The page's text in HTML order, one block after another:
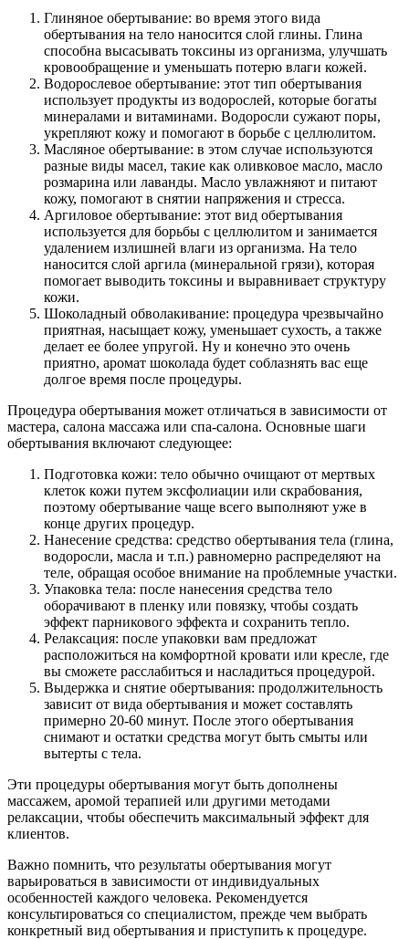
Глиняное обертывание: во время этого вида
обертывания на тело наносится слой глины. Глина
способна высасывать токсины из организма, улучшать
кровообращение и уменьшать потерю влаги кожей.
Водорослевое обертывание: этот тип обертывания
использует продукты из водорослей, которые богаты
минералами и витаминами. Водоросли сужают поры,
укрепляют кожу и помогают в борьбе с целлюлитом.
Масляное обертывание: в этом случае используются
разные виды масел, такие как оливковое масло, масло
розмарина или лаванды. Масло увлажняют и питают
кожу, помогают в снятии напряжения и стресса.
Аргиловое обертывание: этот вид обертывания
используется для борьбы с целлюлитом и занимается
удалением излишней влаги из организма. На тело
наносится слой аргила (минеральной грязи), которая
помогает выводить токсины и выравнивает структуру
кожи.
Шоколадный обволакивание: процедура чрезвычайно
приятная, насыщает кожу, уменьшает сухость, а также
делает ее более упругой. Ну и конечно это очень
приятно, аромат шоколада будет соблазнять вас еще
долгое время после процедуры.
Процедура обертывания может отличаться в зависимости от
мастера, салона массажа или спа-салона. Основные шаги
обертывания включают следующее:
Подготовка кожи: тело обычно очищают от мертвых
клеток кожи путем эксфолиации или скрабования,
поэтому обертывание чаще всего выполняют уже в
конце других процедур.
Нанесение средства: средство обертывания тела (глина,
водоросли, масла и т.п.) равномерно распределяют на
теле, обращая особое внимание на проблемные участки.
Упаковка тела: после нанесения средства тело
оборачивают в пленку или повязку, чтобы создать
эффект парникового эффекта и сохранить тепло.
Релаксация: после упаковки вам предложат
расположиться на комфортной кровати или кресле, где
вы сможете расслабиться и насладиться процедурой.
Выдержка и снятие обертывания: продолжительность
зависит от вида обертывания и может составлять
примерно 20-60 минут. После этого обертывания
снимают и остатки средства могут быть смыты или
вытерты с тела.
Эти процедуры обертывания могут быть дополнены
массажем, аромой терапией или другими методами
релаксации, чтобы обеспечить максимальный эффект для
клиентов.
Важно помнить, что результаты обертывания могут
варьироваться в зависимости от индивидуальных
особенностей каждого человека. Рекомендуется
консультироваться со специалистом, прежде чем выбрать
конкретный вид обертывания и приступить к процедуре.